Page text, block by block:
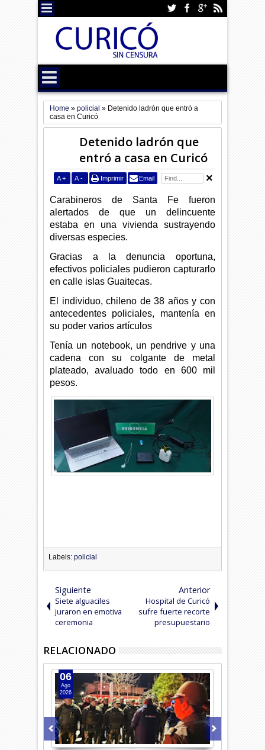
Home »policial » Detenido ladrón que entró a
casa en Curicó
Detenido ladrón que
entró a casa en Curicó
A + A - Imprimir Email
Carabineros de Santa Fe fueron
alertados de que un delincuente
estaba en una vivienda sustrayendo
diversas especies.
Gracias a la denuncia oportuna,
efectivos policiales pudieron capturarlo
en calle islas Guaitecas.
El individuo, chileno de 38 años y con
antecedentes policiales, mantenía en
su poder varios artículos
Tenía un notebook, un pendrive y una
cadena con su colgante de metal
plateado, avaluado todo en 600 mil
pesos.
Labels:policial
Siguiente
Siete alguaciles
juraron en emotiva
ceremonia
Anterior
Hospital de Curicó
sufre fuerte recorte
presupuestario
RELACIONADO
06
Ago
2026